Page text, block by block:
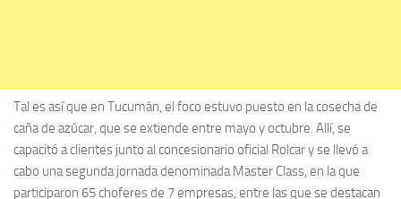
Tal es así que en Tucumán, el foco estuvo puesto en la cosecha de
caña de azúcar, que se extiende entre mayo y octubre. Allí, se
capacitó a clientes junto al concesionario oficial Rolcar y se llevó a
cabo una segunda jornada denominada Master Class, en la que
participaron 65 choferes de 7 empresas, entre las que se destacan